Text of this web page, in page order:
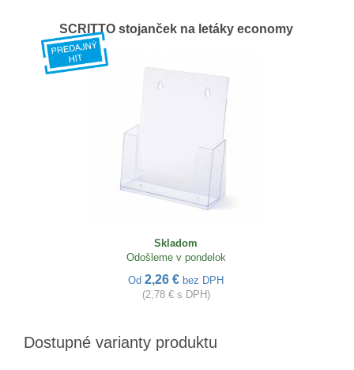
SCRITTO stojanček na letáky economy
Skladom
Odošleme v pondelok
Od 2,26 € bez DPH
(2,78 € s DPH)
Dostupné varianty produktu